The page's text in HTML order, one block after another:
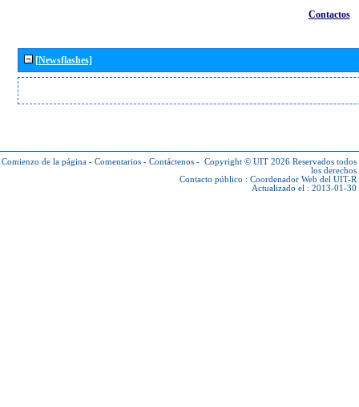
Contactos
[Newsflashes]
Comienzo de la página - Comentarios - Contáctenos - Copyright © UIT 2026 Reservados todos
los derechos
Contacto público : Coordenador Web del UIT-R
Actualizado el : 2013-01-30